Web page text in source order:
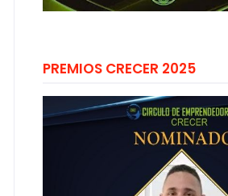
PREMIOS CRECER 2025